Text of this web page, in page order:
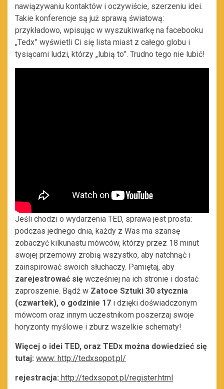
nawiązywaniu kontaktów i oczywiście, szerzeniu idei.
Takie konferencje są już sprawą światową:
przykładowo, wpisując w wyszukiwarkę na facebooku
„Tedx” wyświetli Ci się lista miast z całego globu i
tysiącami ludzi, którzy „lubią to”. Trudno tego nie lubić!
Jeśli chodzi o wydarzenia TED, sprawa jest prosta:
podczas jednego dnia, każdy z Was ma szansę
zobaczyć kilkunastu mówców, którzy przez 18 minut
swojej przemowy zrobią wszystko, aby natchnąć i
zainspirować swoich słuchaczy. Pamiętaj, aby
zarejestrować się wcześniej na ich stronie i dostać
zaproszenie. Bądź w Zatoce Sztuki 30 stycznia
(czwartek), o godzinie 17 i dzięki doświadczonym
mówcom oraz innym uczestnikom poszerzaj swoje
horyzonty myślowe i zburz wszelkie schematy!
Więcej o idei TED, oraz TEDx można dowiedzieć się
tutaj: www: http://tedxsopot.pl/
rejestracja: http://tedxsopot.pl/register.html